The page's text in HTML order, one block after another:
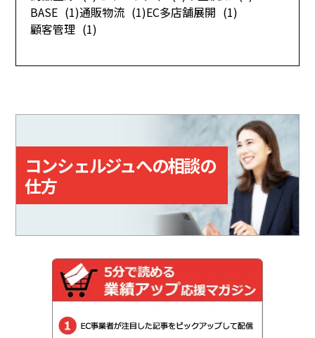
BASE (1)通販物流 (1)EC多店舗展開 (1)
顧客管理 (1)
コンシェルジュへの相談の
仕方